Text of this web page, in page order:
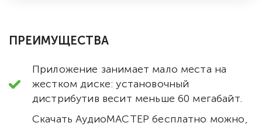
ПРЕИМУЩЕСТВА
Приложение занимает мало места на
жестком диске: установочный
дистрибутив весит меньше 60 мегабайт.
Скачать АудиоМАСТЕР бесплатно можно,